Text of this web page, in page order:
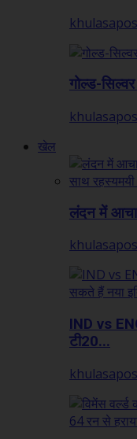
गोल्ड-
खेल
लंदन में
IND vs
टी20...